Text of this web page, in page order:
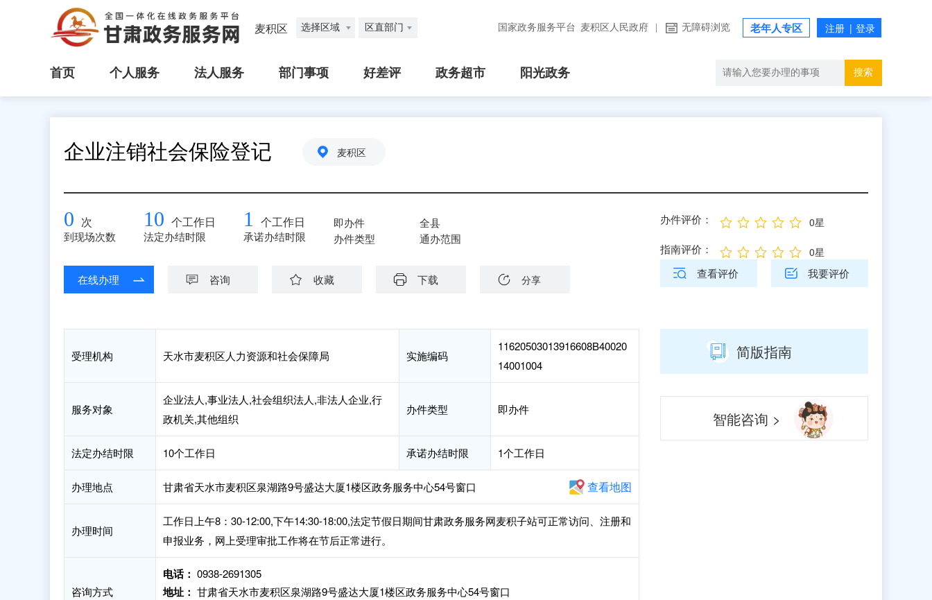
麦积区 选择区域 区直部门 国家政务服务平台 麦积区人民政府 无障碍浏览 老年人专区
首页 个人服务 法人服务 部门事项 好差评 政务超市 阳光政务 搜索
企业注销社会保险登记 麦积区
0 次
到现场次数
10 个工作日
法定办结时限
1 个工作日
承诺办结时限
即办件
办件类型
全县
通办范围
在线办理 咨询 收藏 下载 分享
办件评价： 0星
指南评价： 0星
查看评价 我要评价
受理机构 天水市麦积区人力资源和社会保障局 实施编码
11620503013916608B40020
14001004
服务对象
企业法人,事业法人,社会组织法人,非法人企业,行
政机关,其他组织
办件类型 即办件
法定办结时限 10个工作日 承诺办结时限 1个工作日
办理地点 甘肃省天水市麦积区泉湖路9号盛达大厦1楼区政务服务中心54号窗口 查看地图
办理时间
工作日上午8：30-12:00,下午14:30-18:00,法定节假日期间甘肃政务服务网麦积子站可正常访问、注册和
申报业务，网上受理审批工作将在节后正常进行。
咨询方式
电话： 0938-2691305
地址： 甘肃省天水市麦积区泉湖路9号盛达大厦1楼区政务服务中心54号窗口
简版指南
智能咨询 >